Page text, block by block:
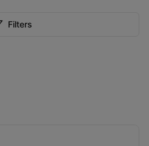
Filters